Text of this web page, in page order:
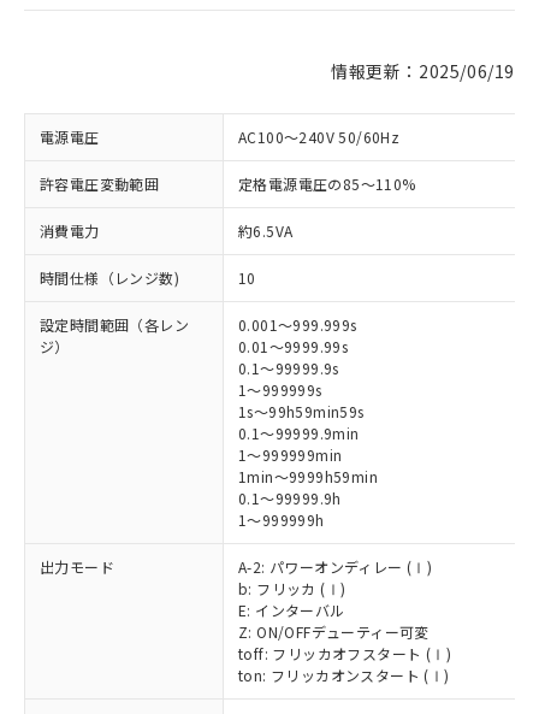
情報更新：2025/06/19
電源電圧 AC100～240V 50/60Hz
許容電圧変動範囲 定格電源電圧の85～110%
消費電力 約6.5VA
時間仕様（レンジ数) 10
設定時間範囲（各レン
ジ）
0.001～999.999s
0.01～9999.99s
0.1～99999.9s
1～999999s
1s～99h59min59s
0.1～99999.9min
1～999999min
1min～9999h59min
0.1～99999.9h
1～999999h
出力モード
A-2: パワーオンディレー (Ⅰ)
b: フリッカ (Ⅰ)
E: インターバル
Z: ON/OFFデューティー可変
toff: フリッカオフスタート (Ⅰ)
ton: フリッカオンスタート (Ⅰ)